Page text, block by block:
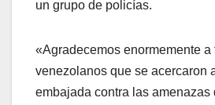
un grupo de policías.
«Agradecemos enormemente a
venezolanos que se acercaron
embajada contra las amenazas